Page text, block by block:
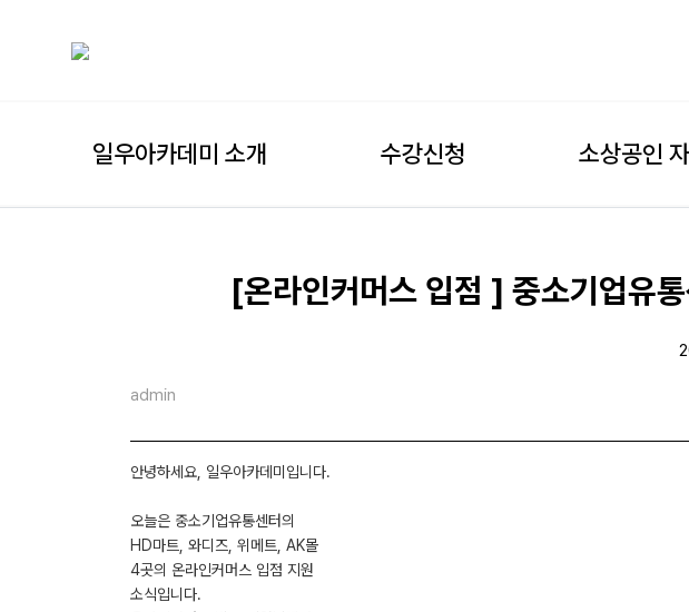
일우아카데미 소개 수강신청 소상공인
[온라인커머스 입점 ] 중소기업유
admin
안녕하세요, 일우아카데미입니다.
오늘은 중소기업유통센터의
HD마트, 와디즈, 위메트, AK몰
4곳의 온라인커머스 입점 지원
소식입니다.